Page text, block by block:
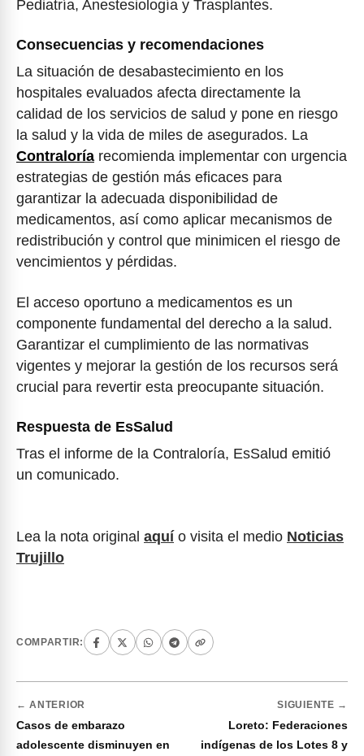
Pediatría, Anestesiología y Trasplantes.
Consecuencias y recomendaciones
La situación de desabastecimiento en los
hospitales evaluados afecta directamente la
calidad de los servicios de salud y pone en riesgo
la salud y la vida de miles de asegurados. La
Contraloría recomienda implementar con urgencia
estrategias de gestión más eficaces para
garantizar la adecuada disponibilidad de
medicamentos, así como aplicar mecanismos de
redistribución y control que minimicen el riesgo de
vencimientos y pérdidas.
El acceso oportuno a medicamentos es un
componente fundamental del derecho a la salud.
Garantizar el cumplimiento de las normativas
vigentes y mejorar la gestión de los recursos será
crucial para revertir esta preocupante situación.
Respuesta de EsSalud
Tras el informe de la Contraloría, EsSalud emitió
un comunicado.
Lea la nota original aquío visita el medio Noticias
Trujillo
COMPARTIR:
← ANTERIOR
Casos de embarazo
adolescente disminuyen en
SIGUIENTE →
Loreto: Federaciones
indígenas de los Lotes 8 y